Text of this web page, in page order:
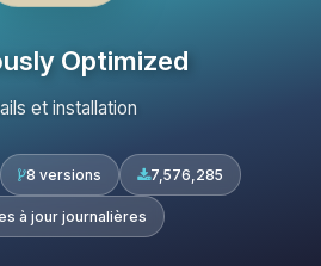
Optimized
et installation
8 versions 7,576,285
à jour journalières